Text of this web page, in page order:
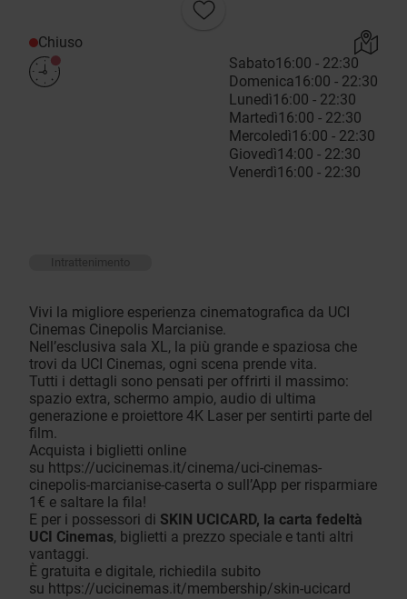
Chiuso
Sabato16:00 - 22:30
Domenica16:00 - 22:30
Lunedì16:00 - 22:30
Martedì16:00 - 22:30
Mercoledì16:00 - 22:30
Giovedì14:00 - 22:30
Venerdì16:00 - 22:30
Intrattenimento
Vivi la migliore esperienza cinematografica da UCI
Cinemas Cinepolis Marcianise.
Nell’esclusiva sala XL, la più grande e spaziosa che
trovi da UCI Cinemas, ogni scena prende vita.
Tutti i dettagli sono pensati per offrirti il massimo:
spazio extra, schermo ampio, audio di ultima
generazione e proiettore 4K Laser per sentirti parte del
film.
Acquista i biglietti online
su https://ucicinemas.it/cinema/uci-cinemas-
cinepolis-marcianise-caserta o sull’App per risparmiare
1€ e saltare la fila!
E per i possessori di SKIN UCICARD, la carta fedeltà
UCI Cinemas, biglietti a prezzo speciale e tanti altri
vantaggi.
È gratuita e digitale, richiedila subito
su https://ucicinemas.it/membership/skin-ucicard